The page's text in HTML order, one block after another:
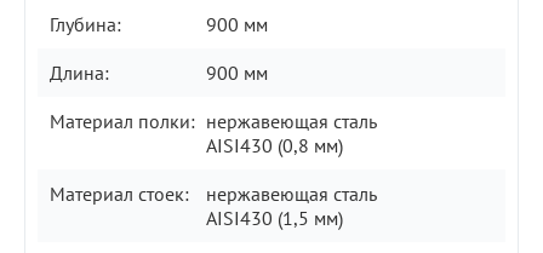
Глубина:
900 мм
Длина:
900 мм
Материал полки: нержавеющая сталь
AISI430 (0,8 мм)
Материал стоек:
нержавеющая сталь
AISI430 (1,5 мм)